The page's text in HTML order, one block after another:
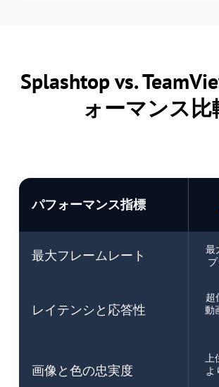
Splashtop vs.
ォーマンス比
パフォーマンス指標
最大フレームレート
最
レイテンシと応答性
超
動
画像と色の忠実度
上
よ